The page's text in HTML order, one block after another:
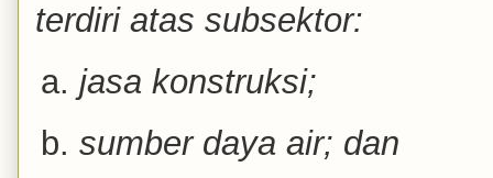
terdiri atas subsektor:
jasa konstruksi;
sumber daya air; dan